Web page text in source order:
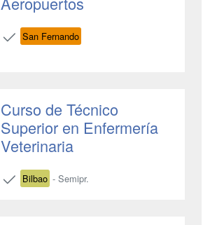
San Fernando
Curso de Técnico
Superior en Enfermería
Veterinaria
Bilbao - Semipr.